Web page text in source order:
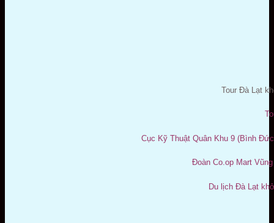
Tour Đà Lạt
Cục Kỹ Thuật Quân Khu 9 (Bình
Đoàn Co.op Mart
Du lịch Đà Lạt